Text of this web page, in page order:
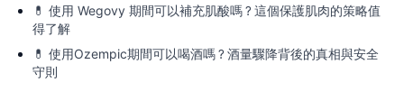
💊 使用 Wegovy 期間可以補充肌酸嗎？這個保護肌肉的策略值
得了解
💊 使用Ozempic期間可以喝酒嗎？酒量驟降背後的真相與安全
守則